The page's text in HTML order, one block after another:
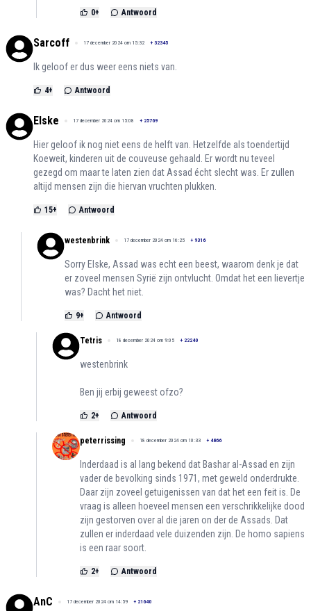
0+ Antwoord
Sarcoff 17 december 2024 om 15:32 + 32345
Ik geloof er dus weer eens niets van.
4+ Antwoord
Elske 17 december 2024 om 15:08 + 25769
Hier geloof ik nog niet eens de helft van. Hetzelfde als toendertijd
Koeweit, kinderen uit de couveuse gehaald. Er wordt nu teveel
gezegd om maar te laten zien dat Assad écht slecht was. Er zullen
altijd mensen zijn die hiervan vruchten plukken.
15+ Antwoord
westenbrink 17 december 2024 om 16:25 + 9316
Sorry Elske, Assad was echt een beest, waarom denk je dat
er zoveel mensen Syrië zijn ontvlucht. Omdat het een lievertje
was? Dacht het niet.
9+ Antwoord
Tetris 18 december 2024 om 9:05 + 22240
westenbrink
Ben jij erbij geweest ofzo?
2+ Antwoord
peterrissing 18 december 2024 om 10:33 + 4866
Inderdaad is al lang bekend dat Bashar al-Assad en zijn
vader de bevolking sinds 1971, met geweld onderdrukte.
Daar zijn zoveel getuigenissen van dat het een feit is. De
vraag is alleen hoeveel mensen een verschrikkelijke dood
zijn gestorven over al die jaren on der de Assads. Dat
zullen er inderdaad vele duizenden zijn. De homo sapiens
is een raar soort.
2+ Antwoord
AnC 17 december 2024 om 14:59 + 21640